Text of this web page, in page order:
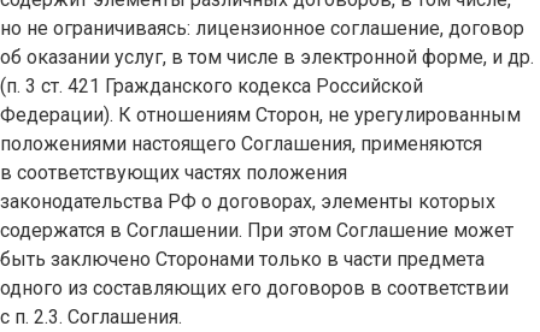
но не ограничиваясь: лицензионное соглашение, договор
об оказании услуг, в том числе в электронной форме, и др.
(п. 3 ст. 421 Гражданского кодекса Российской
Федерации). К отношениям Сторон, не урегулированным
положениями настоящего Соглашения, применяются
в соответствующих частях положения
законодательства РФ о договорах, элементы которых
содержатся в Соглашении. При этом Соглашение может
быть заключено Сторонами только в части предмета
одного из составляющих его договоров в соответствии
с п. 2.3. Соглашения.